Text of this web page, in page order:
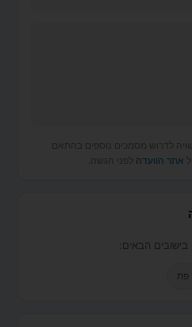
לדרוש מסמכים נוספים בהתאם
אתר הוועדה לפני הגשה.
הבאים:
פת